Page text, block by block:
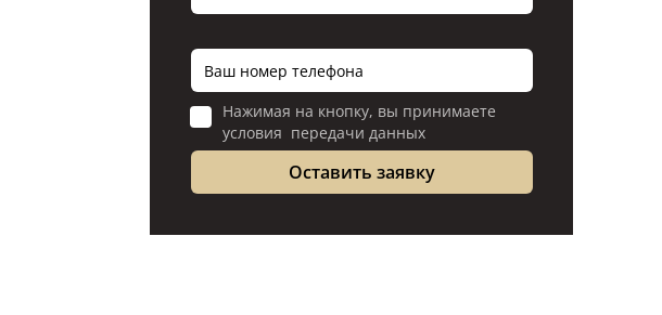
Нажимая на кнопку, вы принимаете
условия передачи данных